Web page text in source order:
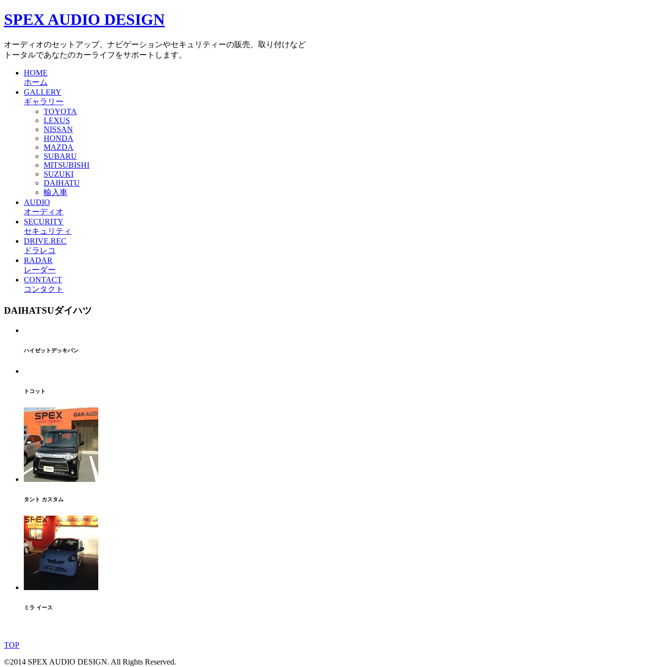
SPEX AUDIO DESIGN
オーディオのセットアップ、ナビゲーションやセキュリティーの販売、取り付けなど
トータルであなたのカーライフをサポートします。
HOME
ホーム
GALLERY
ギャラリー
TOYOTA
LEXUS
NISSAN
HONDA
MAZDA
SUBARU
MITSUBISHI
SUZUKI
DAIHATU
輸入車
AUDIO
オーディオ
SECURITY
セキュリティ
DRIVE.REC
ドラレコ
RADAR
レーダー
CONTACT
コンタクト
DAIHATSUダイハツ
ハイゼットデッキバン
トコット
タント カスタム
ミラ イース
TOP
©2014 SPEX AUDIO DESIGN. All Rights Reserved.